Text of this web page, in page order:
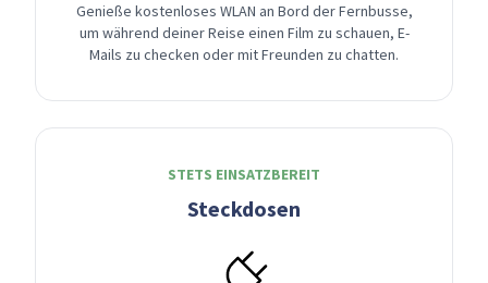
Genieße kostenloses WLAN an Bord der Fernbusse,
um während deiner Reise einen Film zu schauen, E-
Mails zu checken oder mit Freunden zu chatten.
STETS EINSATZBEREIT
Steckdosen